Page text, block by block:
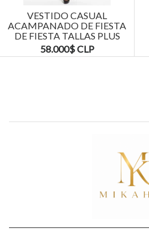
VESTIDO CASUAL
ACAMPANADO DE FIESTA
DE FIESTA TALLAS PLUS
KADRIHEL
58.000$ CLP